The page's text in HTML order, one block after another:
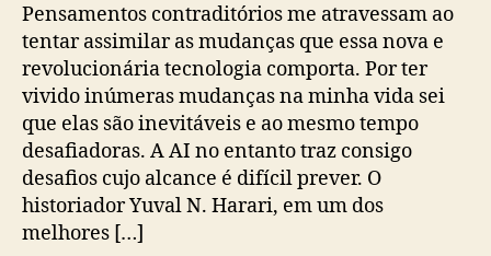
Pensamentos contraditórios me atravessam ao
tentar assimilar as mudanças que essa nova e
revolucionária tecnologia comporta. Por ter
vivido inúmeras mudanças na minha vida sei
que elas são inevitáveis e ao mesmo tempo
desafiadoras. A AI no entanto traz consigo
desafios cujo alcance é difícil prever. O
historiador Yuval N. Harari, em um dos
melhores […]